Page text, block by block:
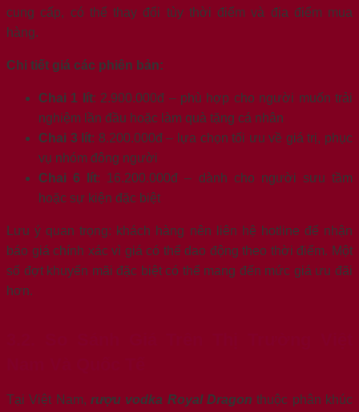
cung cấp, có thể thay đổi tùy thời điểm và địa điểm mua
hàng.
Chi tiết giá các phiên bản:
Chai 1 lít: 2.900.000đ – phù hợp cho người muốn trải
nghiệm lần đầu hoặc làm quà tặng cá nhân
Chai 3 lít: 8.200.000đ – lựa chọn tối ưu về giá trị, phục
vụ nhóm đông người
Chai 6 lít: 16.200.000đ – dành cho người sưu tầm
hoặc sự kiện đặc biệt
Lưu ý quan trọng: khách hàng nên liên hệ hotline để nhận
báo giá chính xác vì giá có thể dao động theo thời điểm. Một
số đợt khuyến mãi đặc biệt có thể mang đến mức giá ưu đãi
hơn.
Tại Việt Nam, rượu vodka Royal Dragon thuộc phân khúc